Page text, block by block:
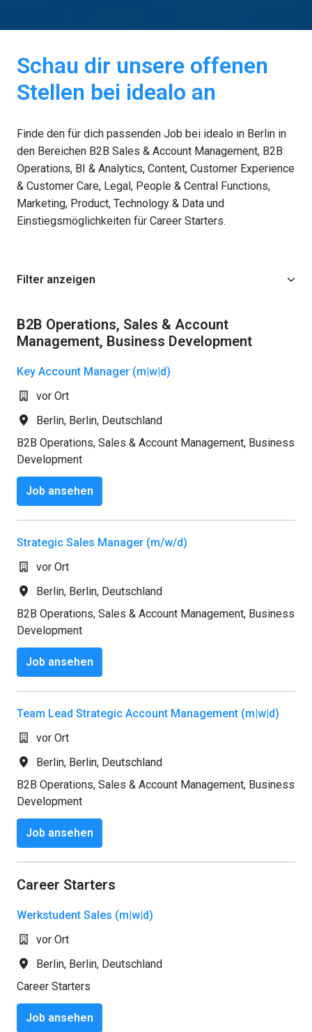
Schau dir unsere offenen
Stellen bei idealo an
Finde den für dich passenden Job bei idealo in Berlin in
den Bereichen B2B Sales & Account Management, B2B
Operations, BI & Analytics, Content, Customer Experience
& Customer Care, Legal, People & Central Functions,
Marketing, Product, Technology & Data und
Einstiegsmöglichkeiten für Career Starters.
Filter anzeigen
B2B Operations, Sales & Account
Management, Business Development
Key Account Manager (m|w|d)
vor Ort
Berlin, Berlin, Deutschland
B2B Operations, Sales & Account Management, Business
Development
Job ansehen
Strategic Sales Manager (m/w/d)
vor Ort
Berlin, Berlin, Deutschland
B2B Operations, Sales & Account Management, Business
Development
Job ansehen
Team Lead Strategic Account Management (m|w|d)
vor Ort
Berlin, Berlin, Deutschland
B2B Operations, Sales & Account Management, Business
Development
Job ansehen
Career Starters
Werkstudent Sales (m|w|d)
vor Ort
Berlin, Berlin, Deutschland
Career Starters
Job ansehen